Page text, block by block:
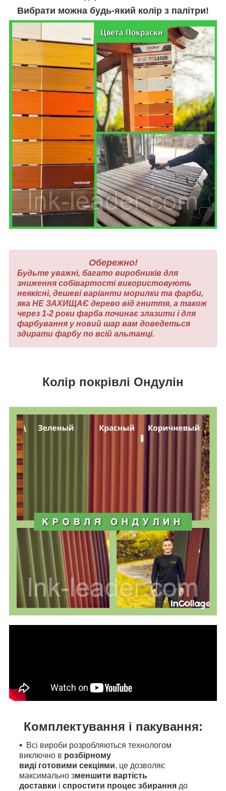
Вибрати можна будь-який колір з палітри!
Обережно!
Будьте уважні, багато виробників для
зниження собівартості використовують
неякісні, дешеві варіанти морилки та фарби,
яка НЕ ЗАХИЩАЄ дерево від гниття, а також
через 1-2 роки фарба починає злазити і для
фарбування у новий шар вам доведеться
здирати фарбу по всій альтанці.
Колір покрівлі Ондулін
Комплектування і пакування:
Всі вироби розробляються технологом
виключно в розбірному
виді готовими секціями, це дозволяє
максимально зменшити вартість
доставки і спростити процес збирання до